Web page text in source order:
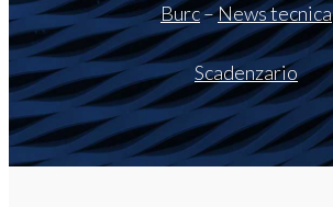
Burc–News tecnica
Scadenzario